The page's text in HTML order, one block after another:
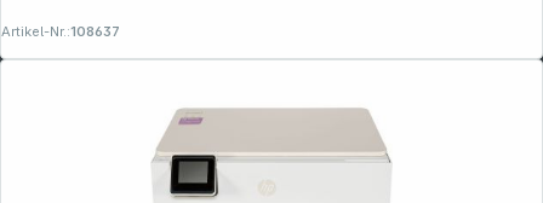
Artikel-Nr.:108637